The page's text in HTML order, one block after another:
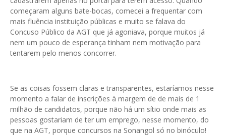
começaram alguns bate-bocas, comecei a frequentar com
mais fluência instituição públicas e muito se falava do
Concuso Público da AGT que já agoniava, porque muitos já
nem um pouco de esperança tinham nem motivação para
tentarem pelo menos concorrer.
Se as coisas fossem claras e transparentes, estaríamos nesse
momento a falar de inscrições à margem de de mais de 1
milhão de candidatos, porque não há um sítio onde mais as
pessoas gostariam de ter um emprego, nesse momento, do
que na AGT, porque concursos na Sonangol só no binóculo!